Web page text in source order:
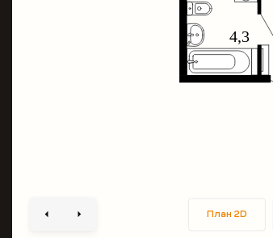
План 2D